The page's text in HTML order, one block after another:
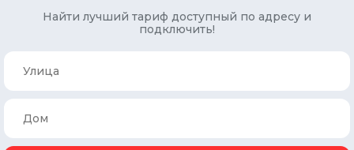
Найти лучший тариф доступный по адресу и
подключить!